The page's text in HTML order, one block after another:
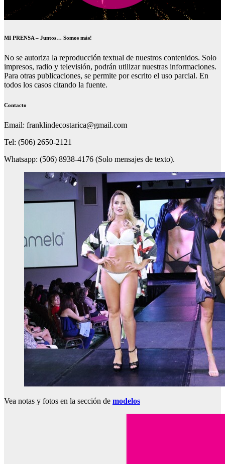
MI PRENSA – Juntos… Somos más!
No se autoriza la reproducción textual de nuestros contenidos. Solo
impresos, radio y televisión, podrán utilizar nuestras informaciones.
Para otras publicaciones, se permite por escrito el uso parcial. En
todos los casos citando la fuente.
Contacto
Email: franklindecostarica@gmail.com
Tel: (506) 2650-2121
Whatsapp: (506) 8938-4176 (Solo mensajes de texto).
Vea notas y fotos en la sección de modelos